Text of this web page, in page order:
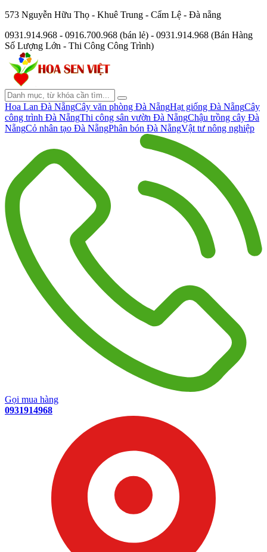
573 Nguyễn Hữu Thọ - Khuê Trung - Cẩm Lệ - Đà nẵng
0931.914.968 - 0916.700.968 (bán lẻ) - 0931.914.968 (Bán Hàng
Số Lượng Lớn - Thi Công Công Trình)
Hoa Lan Đà NẵngCây văn phòng Đà NẵngHạt giống Đà NẵngCây
công trình Đà NẵngThi công sân vườn Đà NẵngChậu trồng cây Đà
NẵngCỏ nhân tạo Đà NẵngPhân bón Đà NẵngVật tư nông nghiệp
Gọi mua hàng
0931914968